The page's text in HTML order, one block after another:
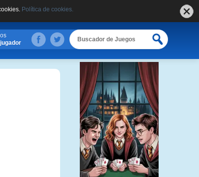
Política de cookies.